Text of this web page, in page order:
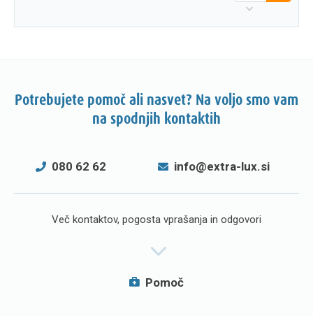
Potrebujete pomoč ali nasvet? Na voljo smo vam
na spodnjih kontaktih
080 62 62 info@extra-lux.si
Več kontaktov, pogosta vprašanja in odgovori
Pomoč